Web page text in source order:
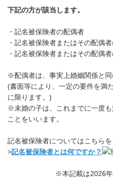
下記の方が該当します。
・記名被保険者の配偶者
・記名被保険者またはその配偶
・記名被保険者またはその配偶
※配偶者は、事実上婚姻関係と同
(書面等により、一定の要件を満
に限ります。)
※未婚の子は、これまでに一度
ことをいいます。
記名被保険者についてはこちらを
>記名被保険者とは何ですか？
※本記載は2026年